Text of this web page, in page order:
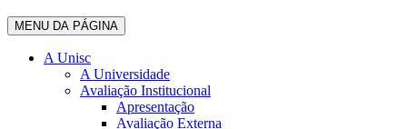
MENU DA PÁGINA
A Unisc
A Universidade
Avaliação Institucional
Apresentação
Avaliação Externa